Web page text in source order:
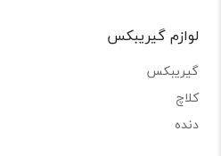
لوازم گیریبکس
گیریبکس
کلاچ
دنده